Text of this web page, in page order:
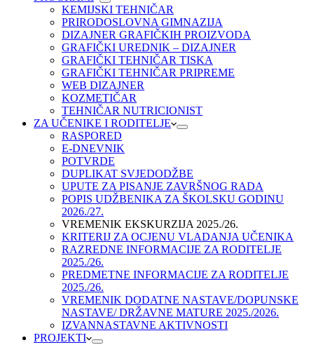
KEMIJSKI TEHNIČAR
PRIRODOSLOVNA GIMNAZIJA
DIZAJNER GRAFIČKIH PROIZVODA
GRAFIČKI UREDNIK – DIZAJNER
GRAFIČKI TEHNIČAR TISKA
GRAFIČKI TEHNIČAR PRIPREME
WEB DIZAJNER
KOZMETIČAR
TEHNIČAR NUTRICIONIST
ZA UČENIKE I RODITELJE
RASPORED
E-DNEVNIK
POTVRDE
DUPLIKAT SVJEDODŽBE
UPUTE ZA PISANJE ZAVRŠNOG RADA
POPIS UDŽBENIKA ZA ŠKOLSKU GODINU
2026./27.
VREMENIK EKSKURZIJA 2025./26.
KRITERIJ ZA OCJENU VLADANJA UČENIKA
RAZREDNE INFORMACIJE ZA RODITELJE
2025./26.
PREDMETNE INFORMACIJE ZA RODITELJE
2025./26.
VREMENIK DODATNE NASTAVE/DOPUNSKE
NASTAVE/ DRŽAVNE MATURE 2025./2026.
IZVANNASTAVNE AKTIVNOSTI
PROJEKTI